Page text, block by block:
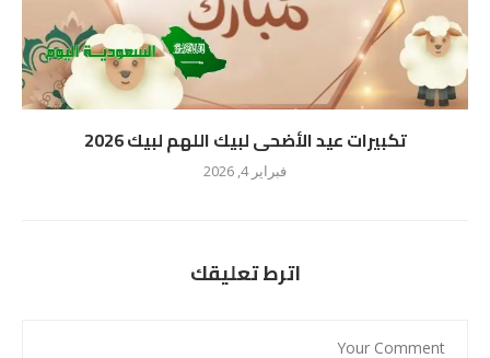
تكبيرات عيد الأضحى لبيك اللهم لبيك 2026
فبراير 4, 2026
اترط تعليقك